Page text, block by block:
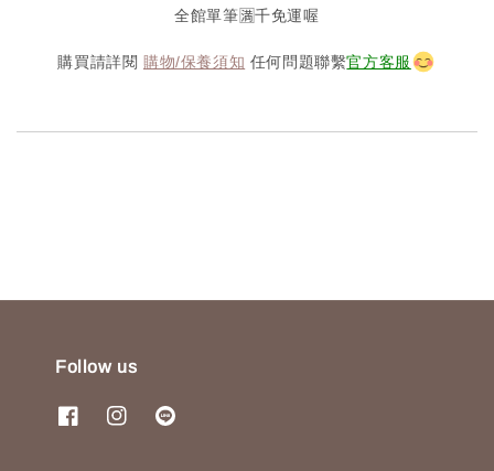
全館單筆🈵️千免運喔
購買請詳閱 購物/保養須知 任何問題聯繫官方客服
Follow us